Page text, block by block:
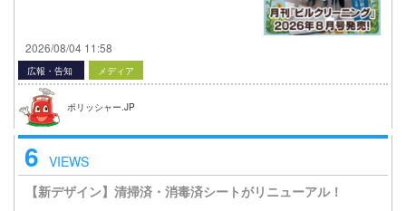
2026/08/04 11:58
広報・告知 メディア
ポリッシャー.JP
6 VIEWS
【新デザイン】清掃済・消毒済シートがリニューアル！